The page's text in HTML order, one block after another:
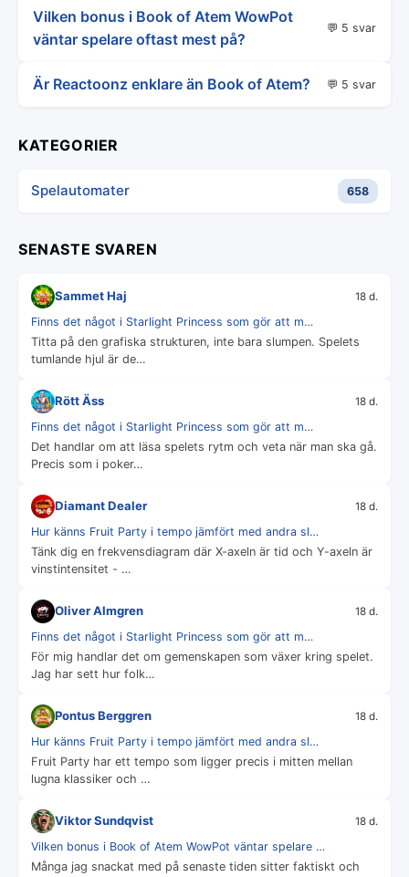
Vilken bonus i Book of Atem WowPot
väntar spelare oftast mest på?
💬 5 svar
Är Reactoonz enklare än Book of Atem? 💬 5 svar
KATEGORIER
Spelautomater 658
SENASTE SVAREN
Sammet Haj 18 d.
Finns det något i Starlight Princess som gör att m…
Titta på den grafiska strukturen, inte bara slumpen. Spelets
tumlande hjul är de…
Rött Äss 18 d.
Finns det något i Starlight Princess som gör att m…
Det handlar om att läsa spelets rytm och veta när man ska gå.
Precis som i poker…
Diamant Dealer 18 d.
Hur känns Fruit Party i tempo jämfört med andra sl…
Tänk dig en frekvensdiagram där X-axeln är tid och Y-axeln är
vinstintensitet - …
Oliver Almgren 18 d.
Finns det något i Starlight Princess som gör att m…
För mig handlar det om gemenskapen som växer kring spelet.
Jag har sett hur folk…
Pontus Berggren 18 d.
Hur känns Fruit Party i tempo jämfört med andra sl…
Fruit Party har ett tempo som ligger precis i mitten mellan
lugna klassiker och …
Viktor Sundqvist 18 d.
Vilken bonus i Book of Atem WowPot väntar spelare …
Många jag snackat med på senaste tiden sitter faktiskt och